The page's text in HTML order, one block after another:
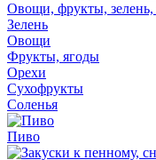
Овощи, фрукты, зелень,
Зелень
Овощи
Фрукты, ягоды
Орехи
Сухофрукты
Соленья
Пиво